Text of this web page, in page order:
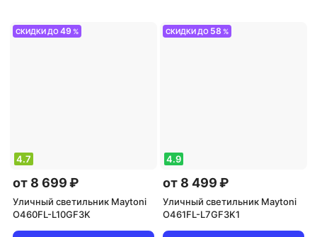
СКИДКИ ДО49 %
4.7
от 8 699 ₽
Уличный светильник Maytoni
O460FL-L10GF3K
СКИДКИ ДО 58 %
4.9
от 8 499 ₽
Уличный светильник Maytoni
O461FL-L7GF3K1